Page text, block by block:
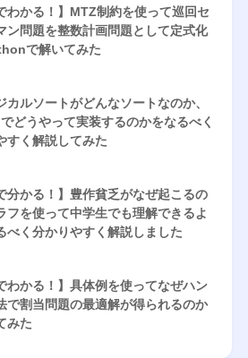
わかる！】MTZ制約を使って巡回セ
ン問題を整数計画問題として定式化
で解いてみた
カルソートがどんなソートなのか、
どうやって実装するのかをなるべく
すく解説してみた
分かる！】豊作貧乏がなぜ起こるの
フを使って中学生でも理解できるよ
べく分かりやすく解説しました
わかる！】具体例を使ってなぜハン
で割当問題の最適解が得られるのか
みた